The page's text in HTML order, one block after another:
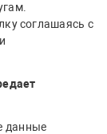
соглашаясь с
данные